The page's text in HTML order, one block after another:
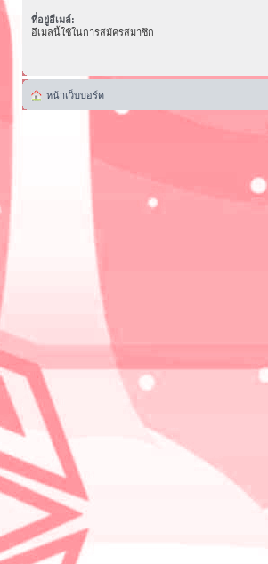
ที่อยู่อีเมล์:
อีเมลนี้ใช้ในการสมัครสมาชิก
หน้าเว็บบอร์ด